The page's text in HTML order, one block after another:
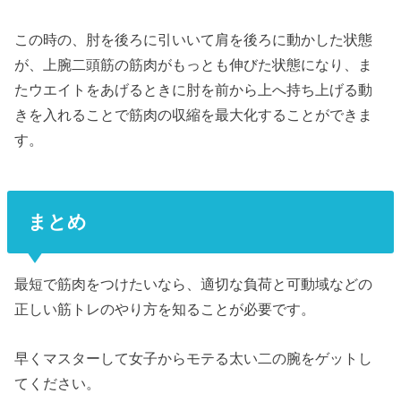
この時の、肘を後ろに引いいて肩を後ろに動かした状態
が、上腕二頭筋の筋肉がもっとも伸びた状態になり、ま
たウエイトをあげるときに肘を前から上へ持ち上げる動
きを入れることで筋肉の収縮を最大化することができま
す。
まとめ
最短で筋肉をつけたいなら、適切な負荷と可動域などの
正しい筋トレのやり方を知ることが必要です。
早くマスターして女子からモテる太い二の腕をゲットし
てください。